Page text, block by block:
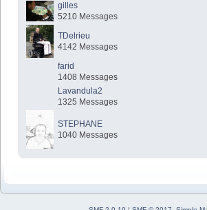
gilles
5210 Messages
TDelrieu
4142 Messages
farid
1408 Messages
Lavandula2
1325 Messages
STEPHANE
1040 Messages